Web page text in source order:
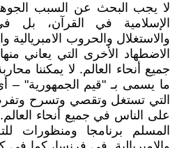
لا يجب البحث عن السبب
الإسلامية في القرآن، بل
والاستغلال والحروب
الاضطهاد الأخرى التي يعاني
جميع أنحاء العالم. لا يمكننا
ما يسمى بـ "قيم الجمهورية" –
التي تستغل وتقصي وتسرح
على الناس في جميع أنحاء
المسلم برنامجا ومنظورات